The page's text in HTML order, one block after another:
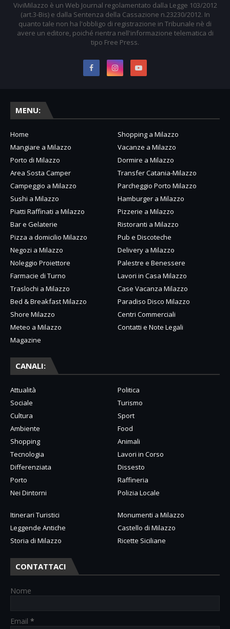
ViviMilazzo è un Web Journal regolamentato dalla Legge 103/2012
(art.3-Bis) e dalla Sentenza della Cassazione n.23230/2012. In
quanto tale non ha l'obbligo di registrazione in Tribunale nè di
avere un editore, poiché rientra nell'informazione telematica di
tipo Free Press.
MENU:
Home
Shopping a Milazzo
Mangiare a Milazzo
Vacanze a Milazzo
Porto di Milazzo
Dormire a Milazzo
Area Sosta Camper
Transfer Catania-Milazzo
Campeggio a Milazzo
Parcheggio Porto Milazzo
Sushi a Milazzo
Hamburger a Milazzo
Piatti Raffinati a Milazzo
Pizzerie a Milazzo
Bar e Gelaterie
Ristoranti a Milazzo
Pizza a domicilio Milazzo
Pub e Discoteche
Negozi a Milazzo
Delivery a Milazzo
Noleggio Proiettore
Palestre e Benessere
Farmacie di Turno
Lavori in Casa Milazzo
Traslochi a Milazzo
Case Vacanza Milazzo
Bed & Breakfast Milazzo
Paradiso Disco Milazzo
Shore Milazzo
Centri Commerciali
Meteo a Milazzo
Contatti e Note Legali
Magazine
CANALI:
Attualità
Politica
Sociale
Turismo
Cultura
Sport
Ambiente
Food
Shopping
Animali
Tecnologia
Lavori in Corso
Differenziata
Dissesto
Porto
Raffineria
Nei Dintorni
Polizia Locale
Itinerari Turistici
Monumenti a Milazzo
Leggende Antiche
Castello di Milazzo
Storia di Milazzo
Ricette Siciliane
CONTATTACI
Nome
Email *